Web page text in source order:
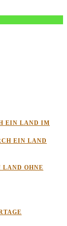
EIN LAND IM
EIN LAND
LAND OHNE